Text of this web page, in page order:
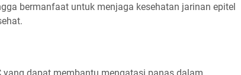
bermanfaat untuk menjaga kesehatan jarinan epitel